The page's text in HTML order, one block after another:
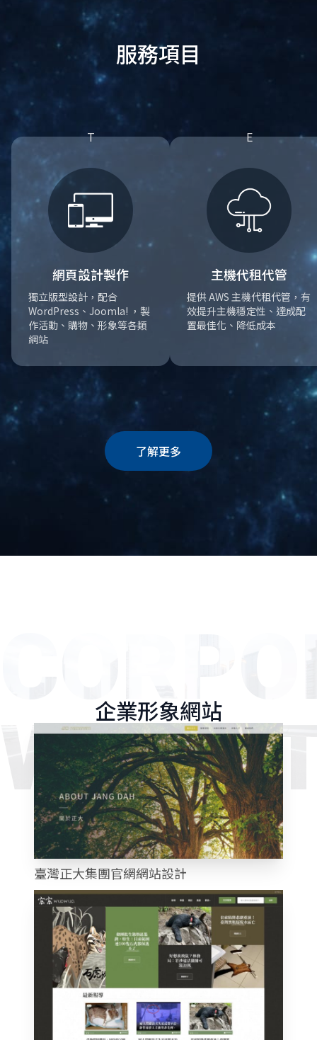
服務項目
網頁設計製作
獨立版型設計，配合
WordPress、Joomla! ，製
作活動、購物、形象等各類
網站
主機代租代管
提供 AWS 主機代租代管，有
效提升主機穩定性、達成配
置最佳化、降低成本
了解更多
企業形象網站
臺灣正大集團官網網站設計